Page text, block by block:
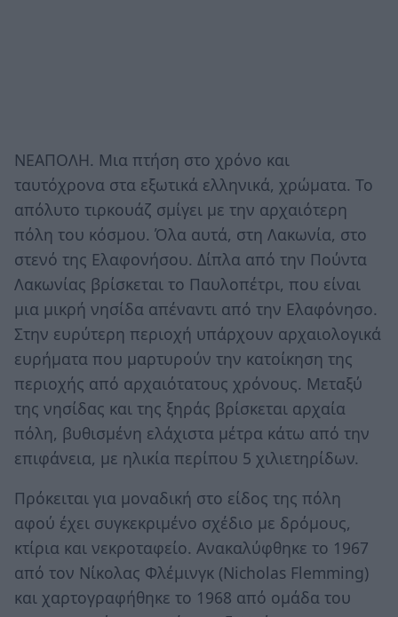
ΝΕΑΠΟΛΗ. Μια πτήση στο χρόνο και
ταυτόχρονα στα εξωτικά ελληνικά, χρώματα. Το
απόλυτο τιρκουάζ σμίγει με την αρχαιότερη
πόλη του κόσμου. Όλα αυτά, στη Λακωνία, στο
στενό της Ελαφονήσου. Δίπλα από την Πούντα
Λακωνίας βρίσκεται το Παυλοπέτρι, που είναι
μια μικρή νησίδα απέναντι από την Ελαφόνησο.
Στην ευρύτερη περιοχή υπάρχουν αρχαιολογικά
ευρήματα που μαρτυρούν την κατοίκηση της
περιοχής από αρχαιότατους χρόνους. Μεταξύ
της νησίδας και της ξηράς βρίσκεται αρχαία
πόλη, βυθισμένη ελάχιστα μέτρα κάτω από την
επιφάνεια, με ηλικία περίπου 5 χιλιετηρίδων.
Πρόκειται για μοναδική στο είδος της πόλη
αφού έχει συγκεκριμένο σχέδιο με δρόμους,
κτίρια και νεκροταφείο. Ανακαλύφθηκε το 1967
από τον Νίκολας Φλέμινγκ (Nicholas Flemming)
και χαρτογραφήθηκε το 1968 από ομάδα του